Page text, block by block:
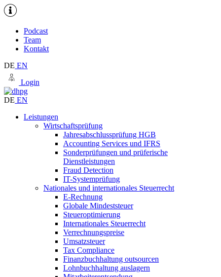
Podcast
Team
Kontakt
DE EN
Login
DE EN
Leistungen
Wirtschaftsprüfung
Jahresabschlussprüfung HGB
Accounting Services und IFRS
Sonderprüfungen und prüferische
Dienstleistungen
Fraud Detection
IT-Systemprüfung
Nationales und internationales Steuerrecht
E-Rechnung
Globale Mindeststeuer
Steueroptimierung
Internationales Steuerrecht
Verrechnungspreise
Umsatzsteuer
Tax Compliance
Finanzbuchhaltung outsourcen
Lohnbuchhaltung auslagern